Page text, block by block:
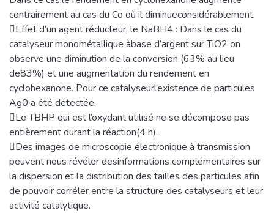
contrairement au cas du Co où il diminueconsidérablement.
Effet d’un agent réducteur, le NaBH4 : Dans le cas du
catalyseur monométallique àbase d’argent sur TiO2 on
observe une diminution de la conversion (63% au lieu
de83%) et une augmentation du rendement en
cyclohexanone. Pour ce catalyseurl’existence de particules
Ag0 a été détectée.
Le TBHP qui est l’oxydant utilisé ne se décompose pas
entièrement durant la réaction(4 h).
Des images de microscopie électronique à transmission
peuvent nous révéler desinformations complémentaires sur
la dispersion et la distribution des tailles des particules afin
de pouvoir corréler entre la structure des catalyseurs et leur
activité catalytique.